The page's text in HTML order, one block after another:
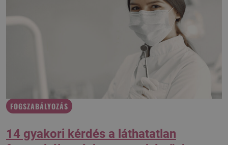
FOGSZABÁLYOZÁS
14 gyakori kérdés a láthatatlan